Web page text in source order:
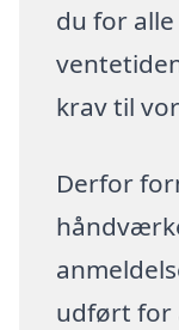
du for
krav til
Derfor
udført for